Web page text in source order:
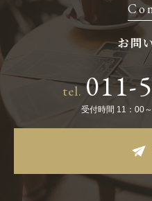
お問
tel.011-
受付時間 11：00